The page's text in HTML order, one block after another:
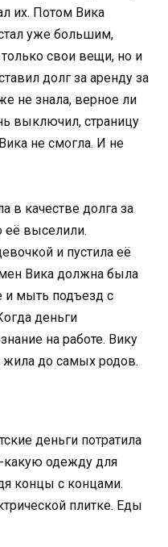
их. Потом Вика
уже большим,
свои вещи, но и
долг за аренду за
не знала, верное ли
выключил, страницу
не смогла. И не
в качестве долга за
её выселили.
и пустила её
Вика должна была
и мыть подъезд с
деньги
на работе. Вику
жила до самых родов.
деньги потратила
какую одежду для
концы с концами.
плитке. Еды